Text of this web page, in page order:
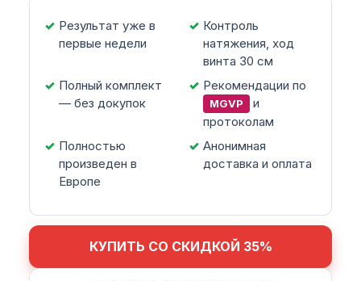
Результат уже в
первые недели
Контроль
натяжения, ход
винта 30 см
Полный комплект
— без докупок
Рекомендации по
MGVP
и
протоколам
Полностью
произведен в
Европе
Анонимная
доставка и оплата
КУПИТЬ СО СКИДКОЙ 35%